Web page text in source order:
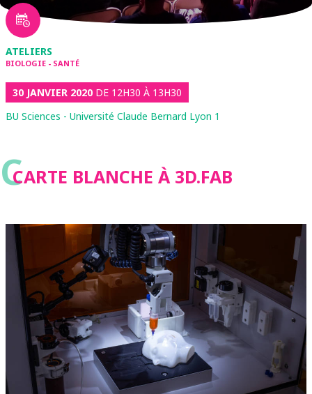
ATELIERS
BIOLOGIE - SANTÉ
30 JANVIER 2020 DE 12H30 À 13H30
BU Sciences - Université Claude Bernard Lyon 1
CCARTE BLANCHE À 3D.FAB